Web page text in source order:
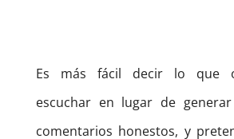
Es más fácil decir lo que
escuchar en lugar de
comentarios honestos, y